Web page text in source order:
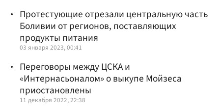
Протестующие отрезали центральную часть
Боливии от регионов, поставляющих
продукты питания
03 января 2023, 00:41
Переговоры между ЦСКА и
«Интернасьоналом» о выкупе Мойзеса
приостановлены
11 декабря 2022, 22:38